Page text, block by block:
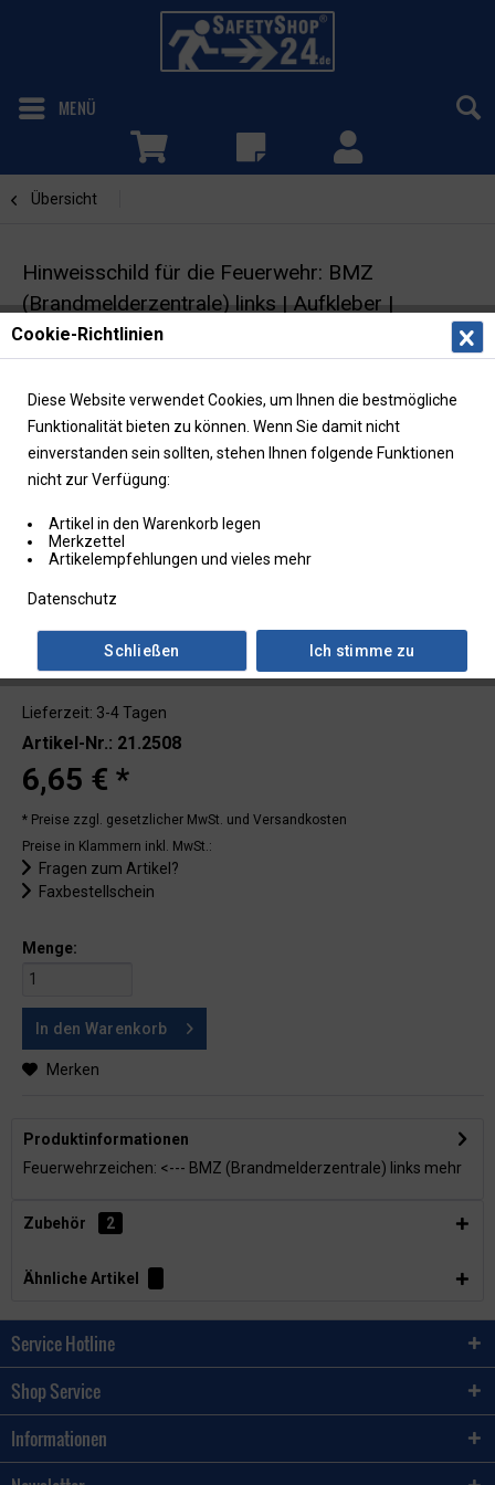
MENÜ
Übersicht
Hinweisschild für die Feuerwehr: BMZ
(Brandmelderzentrale) links | Aufkleber |
29,7x10,5cm
Lieferzeit: 3-4 Tagen
Artikel-Nr.: 21.2508
6,65 € *
* Preise zzgl. gesetzlicher MwSt. und Versandkosten
Preise in Klammern inkl. MwSt.:
Fragen zum Artikel?
Faxbestellschein
Menge:
In den Warenkorb
Merken
Produktinformationen
Feuerwehrzeichen: <--- BMZ (Brandmelderzentrale) links mehr
Zubehör 2
Ähnliche Artikel
Service Hotline
Shop Service
Informationen
Cookie-Richtlinien
Diese Website verwendet Cookies, um Ihnen die bestmögliche
Funktionalität bieten zu können. Wenn Sie damit nicht
einverstanden sein sollten, stehen Ihnen folgende Funktionen
nicht zur Verfügung:
Artikel in den Warenkorb legen
Merkzettel
Artikelempfehlungen und vieles mehr
Datenschutz
Ich stimme zu
Schließen